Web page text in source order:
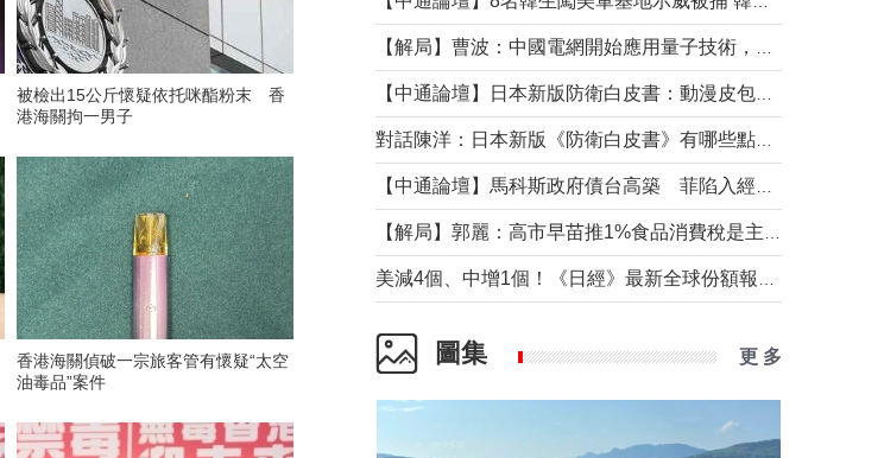
被檢出15公斤懷疑依托咪酯粉末 香
港海關拘一男子
香港海關偵破一宗旅客管有懷疑“太空
油毒品”案件
圖集 更 多